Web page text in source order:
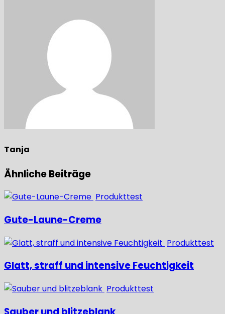
Tanja
Ähnliche Beiträge
Produkttest
Gute-Laune-Creme
Produkttest
Glatt, straff und intensive Feuchtigkeit
Produkttest